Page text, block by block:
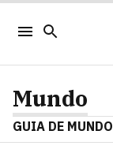
Mundo
GUIA DE MUNDO